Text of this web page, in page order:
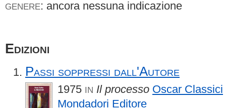
GENERE: ancora nessuna indicazione
Edizioni
Passi soppressi dall'Autore
1975 IN Il processo Oscar Classici
Mondadori Editore